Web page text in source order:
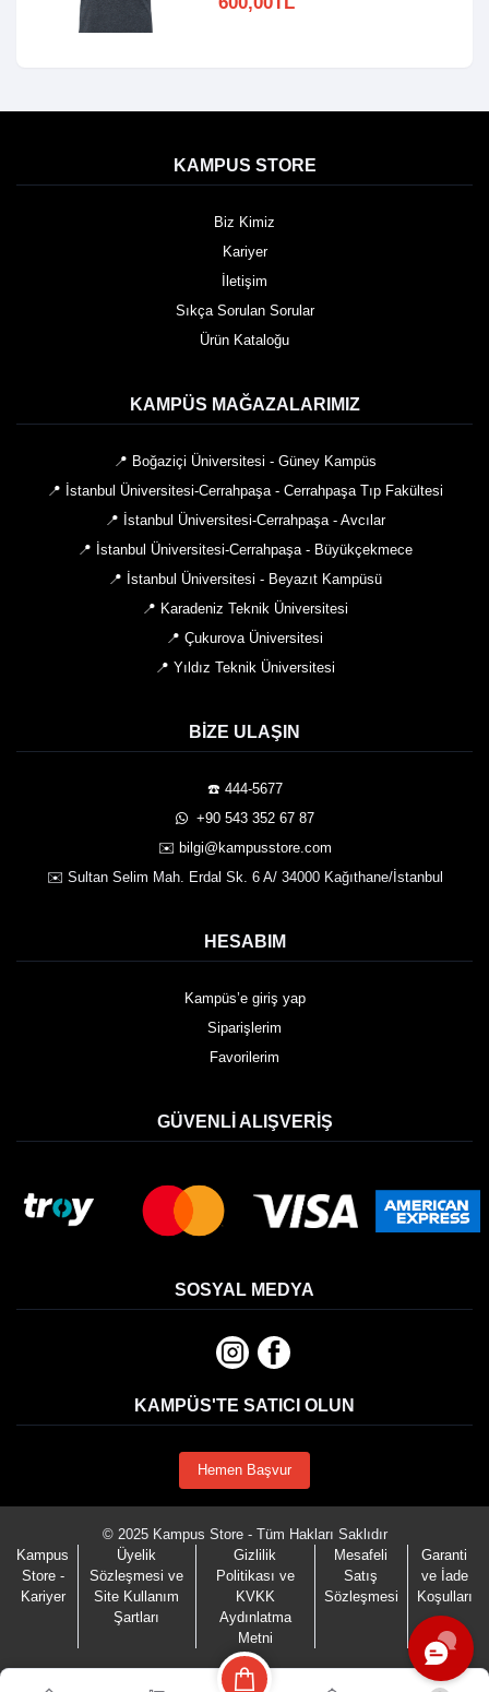
KAMPUS STORE
Biz Kimiz
Kariyer
İletişim
Sıkça Sorulan Sorular
Ürün Kataloğu
KAMPÜS MAĞAZALARIMIZ
📍 Boğaziçi Üniversitesi - Güney Kampüs
📍 İstanbul Üniversitesi-Cerrahpaşa - Cerrahpaşa Tıp Fakültesi
📍 İstanbul Üniversitesi-Cerrahpaşa - Avcılar
📍 İstanbul Üniversitesi-Cerrahpaşa - Büyükçekmece
📍 İstanbul Üniversitesi - Beyazıt Kampüsü
📍 Karadeniz Teknik Üniversitesi
📍 Çukurova Üniversitesi
📍 Yıldız Teknik Üniversitesi
BIZE ULAŞIN
☎️ 444-5677
️ +90 543 352 67 87
✉️ bilgi@kampusstore.com
✉️ Sultan Selim Mah. Erdal Sk. 6 A/ 34000 Kağıthane/İstanbul
HESABIM
Kampüs’e giriş yap
Siparişlerim
Favorilerim
GÜVENLI ALIŞVERIŞ
SOSYAL MEDYA
KAMPÜS'TE SATICI OLUN
Hemen Başvur
© 2025 Kampus Store - Tüm Hakları Saklıdır
Kampus
Store -
Kariyer
Üyelik
Sözleşmesi ve
Site Kullanım
Şartları
Gizlilik
Politikası ve
KVKK
Aydınlatma
Metni
Mesafeli
Satış
Sözleşmesi
Garanti
ve İade
Koşulları